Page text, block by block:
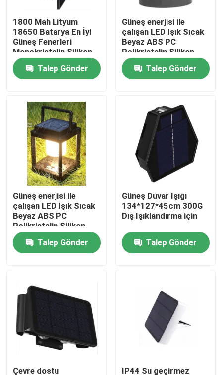
Ürünler
videolar
SG Gösterisi
Hakkımızda
Fabrika turu
Bize Ulaşın
Bir teklif isteği
Taşınabilir LED Çalışma Lambaları
1800 Mah Lityum
18650 Batarya En İyi
Güneş Fenerleri
Monokristalin Silikon
Güneş Paneli
Talep Gönder
Güneş enerjisi ile
çalışan LED Işık Sıcak
Beyaz ABS PC
Polikristalin Silikon
Panelli 300lm 18650
Pil
Talep Gönder
Güneş enerjisi ile
çalışan LED Işık Sıcak
Beyaz ABS PC
Polikristalin Silikon
Güneş Paneli IP44 Su
geçirmezTalep Gönder
Güneş Duvar Işığı
134*127*45cm 300G
Dış Işıklandırma için
Talep Gönder
Çevre dostu IP44 Su geçirmez